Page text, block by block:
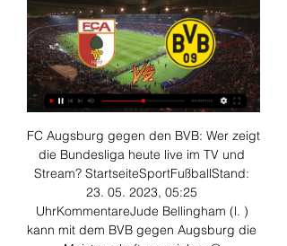
FC Augsburg gegen den BVB: Wer zeigt
die Bundesliga heute live im TV und
Stream? StartseiteSportFußballStand:
23. 05. 2023, 05:25
UhrKommentareJude Bellingham (l. )
kann mit dem BVB gegen Augsburg die